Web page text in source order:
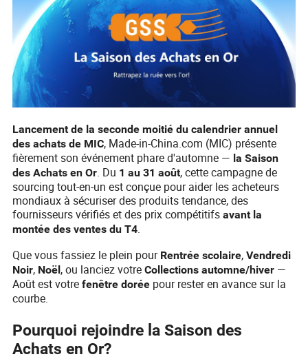
Lancement de la seconde moitié du calendrier annuel
des achats de MIC, Made-in-China.com (MIC) présente
fièrement son événement phare d'automne — la Saison
des Achats en Or. Du 1 au 31 août, cette campagne de
sourcing tout-en-un est conçue pour aider les acheteurs
mondiaux à sécuriser des produits tendance, des
fournisseurs vérifiés et des prix compétitifsavant la
montée des ventes du T4.
Que vous fassiez le plein pour Rentrée scolaire,Vendredi
Noir, Noël, ou lanciez votreCollections automne/hiver —
Août est votrefenêtre dorée pour rester en avance sur la
courbe.
Pourquoi rejoindre la Saison des
Achats en Or?